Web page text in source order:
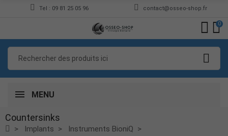
Tel : 09 81 25 05 96 contact@osseo-shop.fr
0
MENU
Countersinks
Implants
Instruments BioniQ